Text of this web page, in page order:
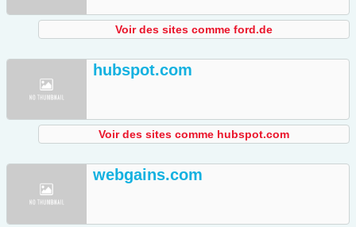
Voir des sites comme ford.de
hubspot.com
Voir des sites comme hubspot.com
webgains.com